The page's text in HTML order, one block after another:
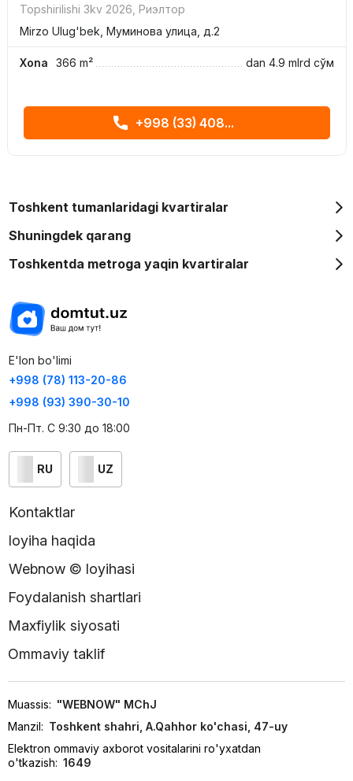
Topshirilishi 3kv 2026 Риэлтор
Mirzo Ulug'bek, Муминова улица, д.2
Xona 366 m² dan 4.9 mlrd сўм
+998 (33) 408...
Toshkent tumanlaridagi kvartiralar
Shuningdek qarang
Toshkentda metroga yaqin kvartiralar
E'lon bo'limi
+998 (78) 113-20-86
+998 (93) 390-30-10
Пн-Пт. С 9:30 до 18:00
RU UZ
Kontaktlar
loyiha haqida
Webnow © loyihasi
Foydalanish shartlari
Maxfiylik siyosati
Ommaviy taklif
Muassis: "WEBNOW" MChJ
Manzil: Toshkent shahri, A.Qahhor ko'chasi, 47-uy
Elektron ommaviy axborot vositalarini ro'yxatdan
o'tkazish: 1649